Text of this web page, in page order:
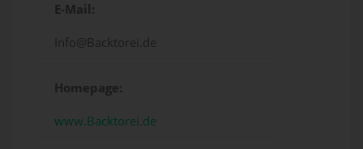
E-Mail:
Info@Backtorei.de
Homepage:
www.Backtorei.de